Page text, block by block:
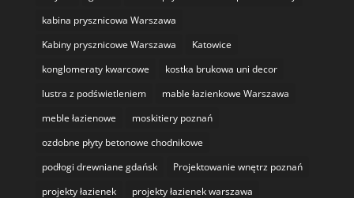
kabina prysznicowa Warszawa
Kabiny prysznicowe Warszawa
Katowice
konglomeraty kwarcowe
kostka brukowa uni decor
lustra z podświetleniem
mable łazienkowe Warszawa
meble łazienowe
moskitiery poznań
ozdobne płyty betonowe chodnikowe
podłogi drewniane gdańsk
Projektowanie wnętrz poznań
projekty łazienek
projekty łazienek warszawa